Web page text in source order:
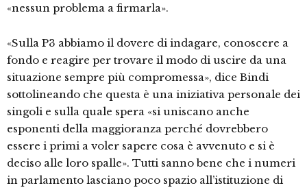
«nessun problema a firmarla».
«Sulla P3 abbiamo il dovere di indagare, conoscere a
fondo e reagire per trovare il modo di uscire da una
situazione sempre più compromessa», dice Bindi
sottolineando che questa è una iniziativa personale dei
singoli e sulla quale spera «si uniscano anche
esponenti della maggioranza perché dovrebbero
essere i primi a voler sapere cosa è avvenuto e si è
deciso alle loro spalle». Tutti sanno bene che i numeri
in parlamento lasciano poco spazio all’istituzione di